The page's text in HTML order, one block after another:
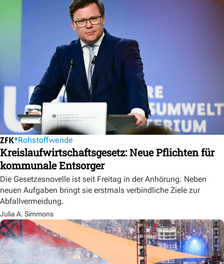
Rohstoffwende
Kreislaufwirtschaftsgesetz: Neue Pflichten für
kommunale Entsorger
Die Gesetzesnovelle ist seit Freitag in der Anhörung. Neben
neuen Aufgaben bringt sie erstmals verbindliche Ziele zur
Abfallvermeidung.
Julia A. Simmons